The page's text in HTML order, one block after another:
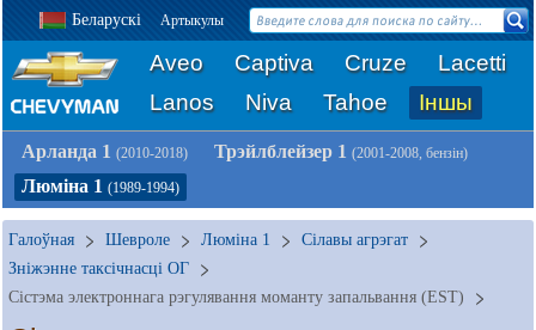
Беларускі Артыкулы
Aveo Captiva Cruze
Lacetti
Lanos
Niva Tahoe Іншы
Арланда 1 (2010-2018) Трэйлблейзер 1 (2001-2008, бензін)
Люміна 1 (1989-1994)
Галоўная Шевроле Люміна 1
Сілавы агрэгат
Зніжэнне таксічнасці ОГ
Сістэма электроннага рэгулявання моманту запальвання (EST)